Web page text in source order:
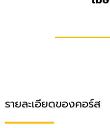
รายละเอียดของคอร์ส